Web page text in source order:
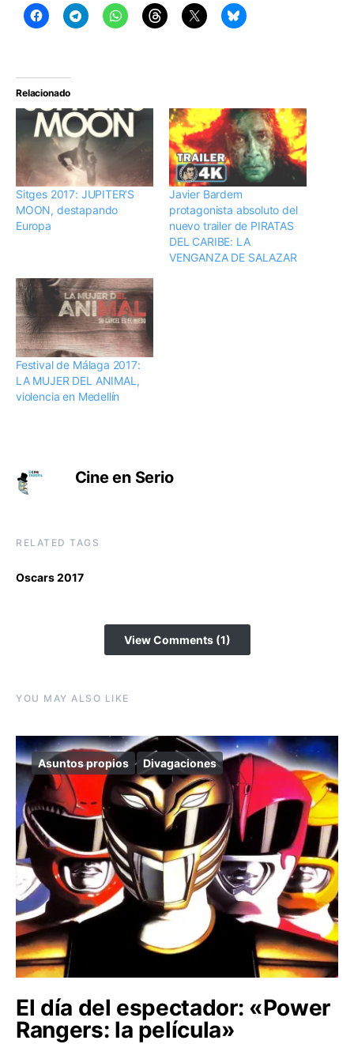
Relacionado
Sitges 2017: JUPITER’S
MOON, destapando
Europa
Javier Bardem
protagonista absoluto del
nuevo trailer de PIRATAS
DEL CARIBE: LA
VENGANZA DE SALAZAR
Festival de Málaga 2017:
LA MUJER DEL ANIMAL,
violencia en Medellín
Cine en Serio
RELATED TAGS
Oscars 2017
View Comments (1)
YOU MAY ALSO LIKE
Asuntos propios Divagaciones
El día del espectador: «Power
Rangers: la película»